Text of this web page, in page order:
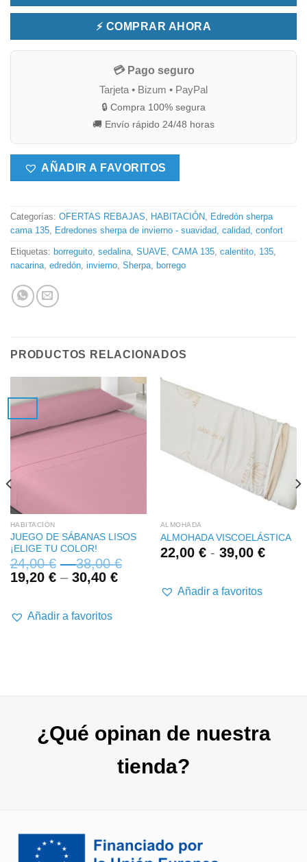
⚡ COMPRAR AHORA
💳 Pago seguro
Tarjeta • Bizum • PayPal
🔒 Compra 100% segura
🚚 Envío rápido 24/48 horas
AÑADIR A FAVORITOS
Categorías: OFERTAS REBAJAS, HABITACIÓN, Edredón sherpa
cama 135, Edredones sherpa de invierno - suavidad, calidad, confort
Etiquetas: borreguito, sedalina, SUAVE, CAMA 135, calentito, 135,
nacarina, edredón, invierno, Sherpa, borrego
PRODUCTOS RELACIONADOS
HABITACIÓN
JUEGO DE SÁBANAS LISOS
¡ELIGE TU COLOR!
24,00€ –38,00€
19,20 €– 30,40 €
Añadir a favoritos
ALMOHADA
ALMOHADA VISCOELÁSTICA
22,00 € - 39,00 €Rango
Añadir a favoritos
¿Qué opinan de nuestra
tienda?